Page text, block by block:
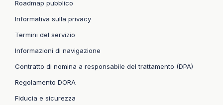
Roadmap pubblico
Informativa sulla privacy
Termini del servizio
Informazioni di navigazione
Contratto di nomina a responsabile del trattamento (DPA)
Regolamento DORA
Fiducia e sicurezza